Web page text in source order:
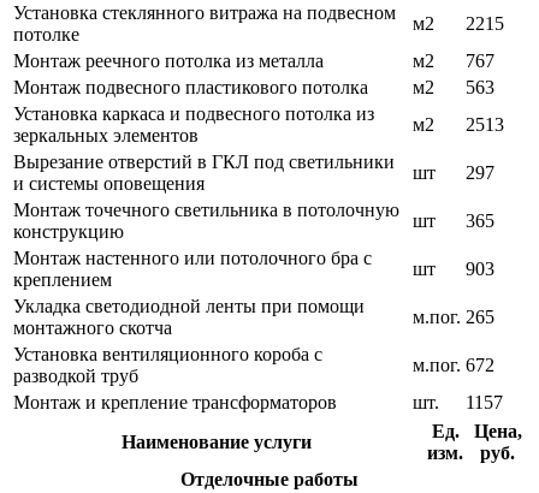
Установка стеклянного витража на подвесном
потолке
м2
2215
Монтаж реечного потолка из металла
м2
767
Монтаж подвесного пластикового потолка
м2
563
Установка каркаса и подвесного потолка из
зеркальных элементов
м2
2513
Вырезание отверстий в ГКЛ под светильники
и системы оповещения
шт
297
Монтаж точечного светильника в потолочную
конструкцию
шт
365
Монтаж настенного или потолочного бра с
креплением
шт
903
Укладка светодиодной ленты при помощи
монтажного скотча
м.пог. 265
Установка вентиляционного короба с
разводкой труб
м.пог. 672
Монтаж и крепление трансформаторов
шт.
1157
Наименование услуги
Ед.
изм.
Цена,
руб.
Отделочные работы